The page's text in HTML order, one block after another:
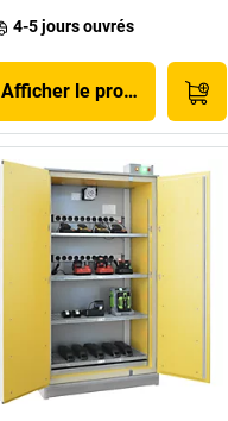
4-5 jours ouvrés
Afficher le produit